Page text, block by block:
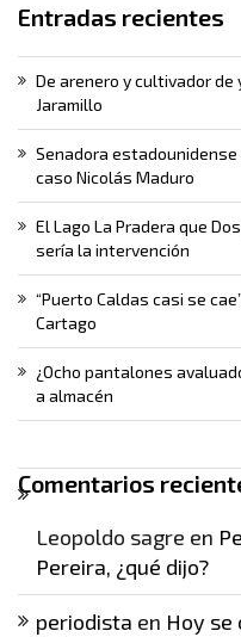
Entradas recientes
De arenero y cultivador de
Jaramillo
Senadora
caso Nicolás Maduro
El Lago La Pradera que
sería la intervención
“Puerto Caldas casi se
Cartago
¿Ocho pantalones
a almacén
Comentarios
Leopoldo sagre en
Pereira, ¿qué dijo?
periodista en Hoy se